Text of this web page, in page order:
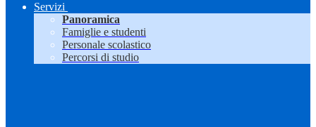
Servizi
Panoramica
Famiglie e studenti
Personale scolastico
Percorsi di studio